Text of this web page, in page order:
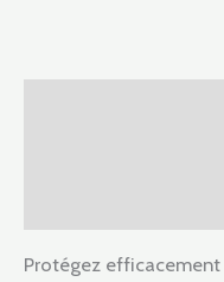
Protégez